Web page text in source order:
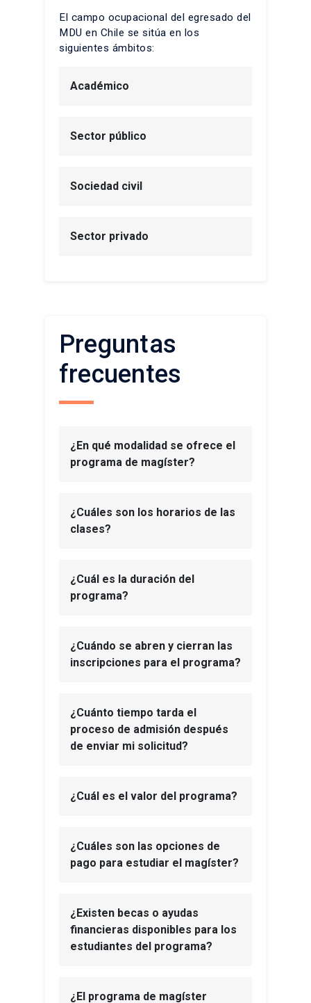
El campo ocupacional del egresado del
MDU en Chile se sitúa en los
siguientes ámbitos:
Académico
Sector público
Sociedad civil
Sector privado
Preguntas
frecuentes
¿En qué modalidad se ofrece el
programa de magíster?
¿Cuáles son los horarios de las
clases?
¿Cuál es la duración del
programa?
¿Cuándo se abren y cierran las
inscripciones para el programa?
¿Cuánto tiempo tarda el
proceso de admisión después
de enviar mi solicitud?
¿Cuál es el valor del programa?
¿Cuáles son las opciones de
pago para estudiar el magíster?
¿Existen becas o ayudas
financieras disponibles para los
estudiantes del programa?
¿El programa de magíster